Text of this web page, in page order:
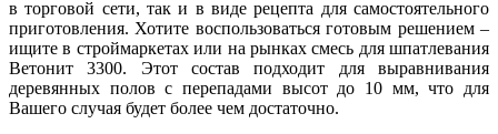
в торговой сети, так и в виде рецепта для самостоятельного
приготовления. Хотите воспользоваться готовым решением –
ищите в строймаркетах или на рынках смесь для шпатлевания
Ветонит 3300. Этот состав подходит для выравнивания
деревянных полов с перепадами высот до 10 мм, что для
Вашего случая будет более чем достаточно.